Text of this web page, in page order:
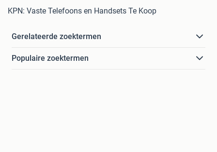
KPN: Vaste Telefoons en Handsets Te Koop
Gerelateerde zoektermen
Populaire zoektermen